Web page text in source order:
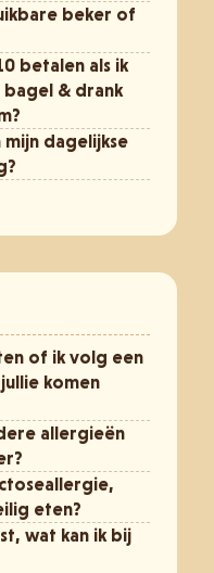
beker of
betalen als ik
& drank
dagelijkse
of ik volg een
komen
allergieën
eten?
wat kan ik bij